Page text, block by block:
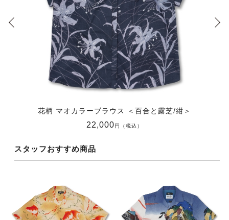
花柄 マオカラーブラウス ＜百合と露芝/紺＞
22,000円（税込）
スタッフおすすめ商品